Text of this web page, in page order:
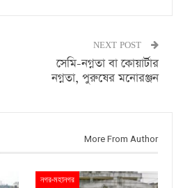
NEXT POST
সেমি-নগ্নতা বা কোয়ার্টার
নগ্নতা, পুরুষের মনোরঞ্জন
More From Author
নগর-মহানগর